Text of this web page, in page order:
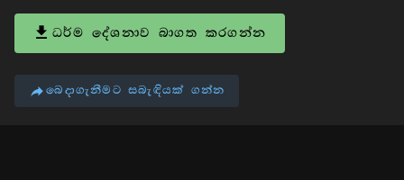
ධර්ම දේශනාව බාගත කරගන්න
බෙදාගැනීමට සබැඳියක් ගන්න